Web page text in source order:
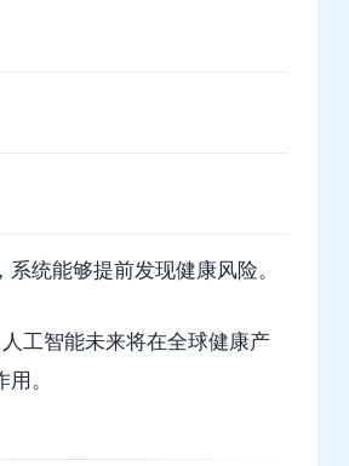
统能够提前发现健康风险。
工智能未来将在全球健康产
。